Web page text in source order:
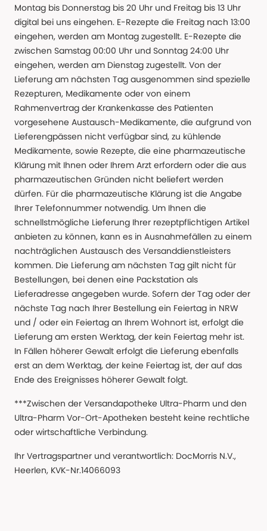
Montag bis Donnerstag bis 20 Uhr und Freitag bis 13 Uhr
digital bei uns eingehen. E-Rezepte die Freitag nach 13:00
eingehen, werden am Montag zugestellt. E-Rezepte die
zwischen Samstag 00:00 Uhr und Sonntag 24:00 Uhr
eingehen, werden am Dienstag zugestellt. Von der
Lieferung am nächsten Tag ausgenommen sind spezielle
Rezepturen, Medikamente oder von einem
Rahmenvertrag der Krankenkasse des Patienten
vorgesehene Austausch-Medikamente, die aufgrund von
Lieferengpässen nicht verfügbar sind, zu kühlende
Medikamente, sowie Rezepte, die eine pharmazeutische
Klärung mit Ihnen oder Ihrem Arzt erfordern oder die aus
pharmazeutischen Gründen nicht beliefert werden
dürfen. Für die pharmazeutische Klärung ist die Angabe
Ihrer Telefonnummer notwendig. Um Ihnen die
schnellstmögliche Lieferung Ihrer rezeptpflichtigen Artikel
anbieten zu können, kann es in Ausnahmefällen zu einem
nachträglichen Austausch des Versanddienstleisters
kommen. Die Lieferung am nächsten Tag gilt nicht für
Bestellungen, bei denen eine Packstation als
Lieferadresse angegeben wurde. Sofern der Tag oder der
nächste Tag nach Ihrer Bestellung ein Feiertag in NRW
und / oder ein Feiertag an Ihrem Wohnort ist, erfolgt die
Lieferung am ersten Werktag, der kein Feiertag mehr ist.
In Fällen höherer Gewalt erfolgt die Lieferung ebenfalls
erst an dem Werktag, der keine Feiertag ist, der auf das
Ende des Ereignisses höherer Gewalt folgt.
***Zwischen der Versandapotheke Ultra-Pharm und den
Ultra-Pharm Vor-Ort-Apotheken besteht keine rechtliche
oder wirtschaftliche Verbindung.
Ihr Vertragspartner und verantwortlich: DocMorris N.V.,
Heerlen, KVK-Nr.14066093